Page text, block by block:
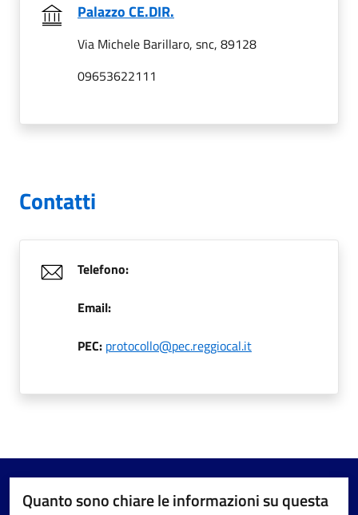
Palazzo CE.DIR.
Via Michele Barillaro, snc, 89128
09653622111
Contatti
Telefono:
Email:
PEC: protocollo@pec.reggiocal.it
Quanto sono chiare le informazioni su questa